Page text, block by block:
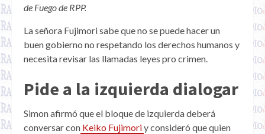
de Fuego de RPP.
La señora Fujimori sabe que no se puede hacer un
buen gobierno no respetando los derechos humanos y
necesita revisar las llamadas leyes pro crimen.
Pide a la izquierda dialogar
Simon afirmó que el bloque de izquierda deberá
conversar con Keiko Fujimoriy consideró que quien